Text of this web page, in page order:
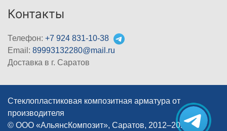
Контакты
Телефон: +7 924 831-10-38
Email: 89993132280@mail.ru
Доставка в г. Саратов
Стеклопластиковая композитная арматура от
производителя
© ООО «АльянсКомпозит», Саратов, 2012–2026